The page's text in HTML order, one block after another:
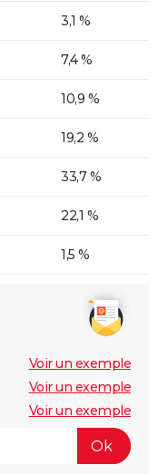
3,1 %
7,4 %
10,9 %
19,2 %
33,7 %
22,1 %
1,5 %
Voir un exemple
Voir un exemple
Voir un exemple